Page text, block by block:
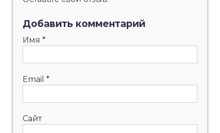
Добавить комментарий
Имя *
Email *
Сайт